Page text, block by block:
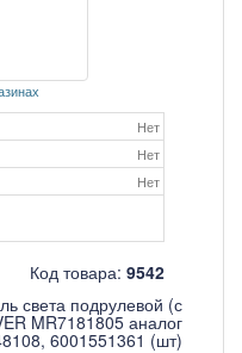
Нет
Нет
Нет
Код товара: 9542
света подрулевой (с
MR7181805 аналог
6001551361 (шт)